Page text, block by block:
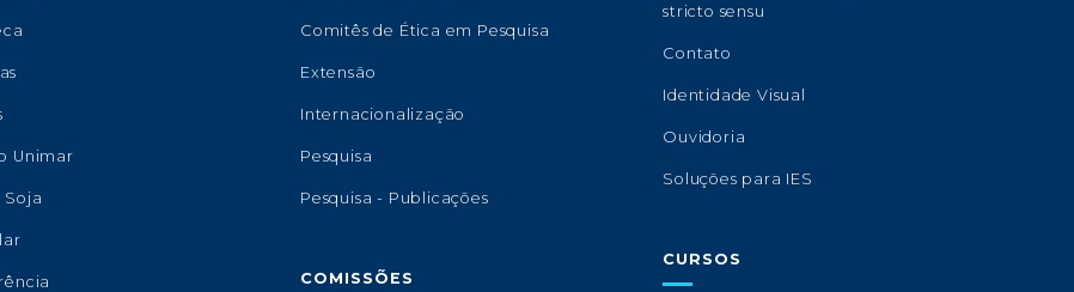
Unimar
Soja
Comitês de Ética em Pesquisa
Extensão
Internacionalização
Pesquisa
Pesquisa - Publicações
COMISSÕES
stricto sensu
Contato
Identidade Visual
Ouvidoria
Soluções para IES
CURSOS